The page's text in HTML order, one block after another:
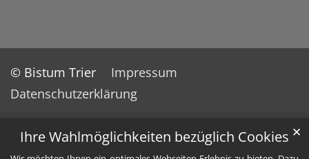
Ihre Wahlmöglichkeiten bezüglich Cookies ✕
© Bistum Trier
Impressum
Datenschutzerklärung